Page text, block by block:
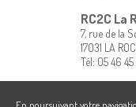
RC2C La
7, rue de la
17031 LA
Tél: 05 46